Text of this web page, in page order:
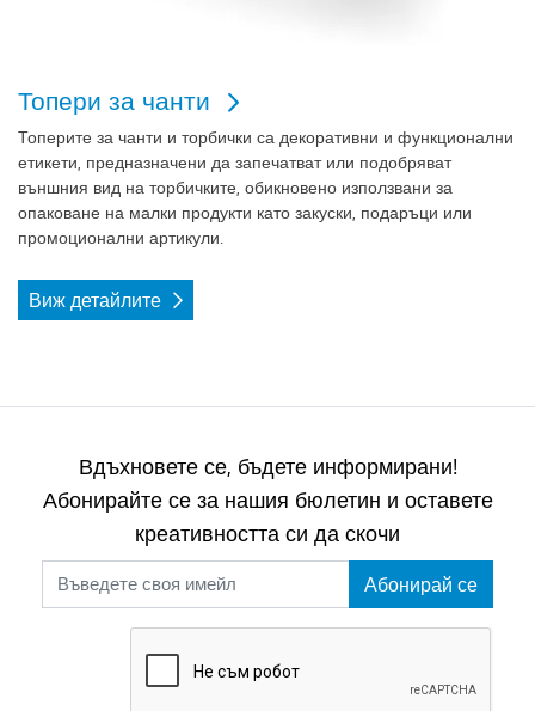
Топери за чанти
Топерите за чанти и торбички са декоративни и функционални
етикети, предназначени да запечатват или подобряват
външния вид на торбичките, обикновено използвани за
опаковане на малки продукти като закуски, подаръци или
промоционални артикули.
Виж детайлите
Вдъхновете се, бъдете информирани!
Абонирайте се за нашия бюлетин и оставете
креативността си да скочи
Абонирай се